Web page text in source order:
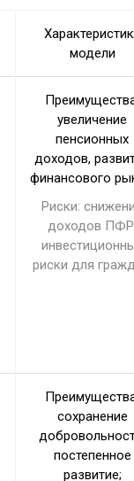
модели
увеличение
пенсионных
доходов,
финансового
Риски:
доходов
риски для
сохранение
постепенное
развитие;